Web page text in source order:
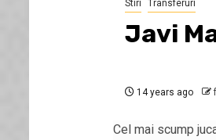
Stiri Transferuri
Javi
14 years ago
Cel mai scump